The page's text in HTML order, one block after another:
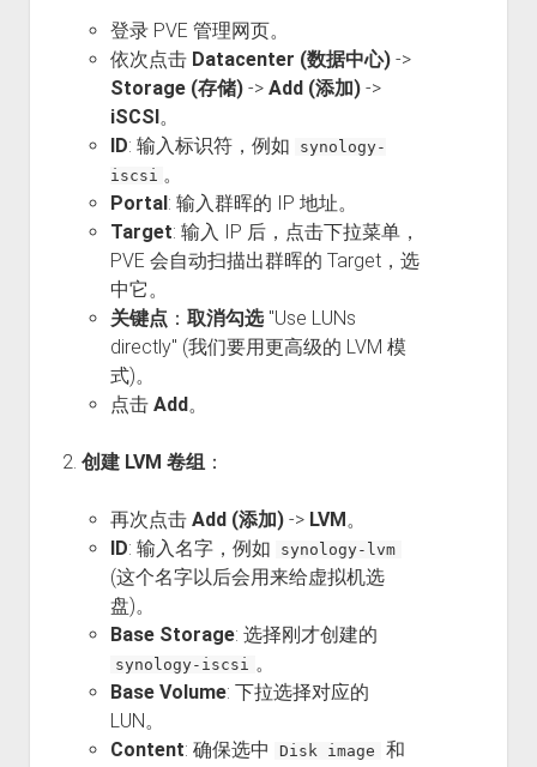
登录 PVE 管理网页。
依次点击 Datacenter (数据中心)->
Storage (存储)-> Add (添加)->
iSCSI。
ID: 输入标识符，例如
synology-
iscsi 。
Portal: 输入群晖的 IP 地址。
Target: 输入 IP 后，点击下拉菜单，
PVE 会自动扫描出群晖的 Target，选
中它。
关键点 ： 取消勾选"Use LUNs
directly" (我们要用更高级的 LVM 模
式)。
点击 Add。
创建 LVM 卷组：
再次点击 Add (添加)-> LVM。
ID: 输入名字，例如 synology-lvm
(这个名字以后会用来给虚拟机选
盘)。
Base Storage: 选择刚才创建的
synology-iscsi 。
Base Volume: 下拉选择对应的
LUN。
Content: 确保选中 Disk image 和